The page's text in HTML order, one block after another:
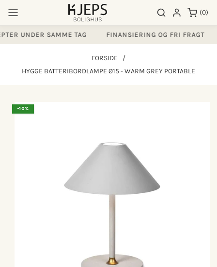
indhold
Søgeresultater
Log ind (0)
0
varer
UNDER SAMME TAG FINANSIERING OG FRI FRAGT
FORSIDE
/
HYGGE BATTERIBORDLAMPE Ø15 - WARM GREY PORTABLE
-10%
til